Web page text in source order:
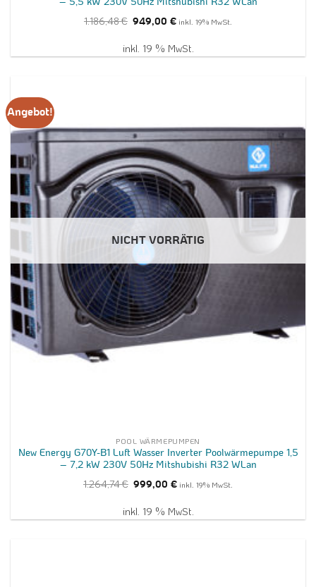
– 5,5 kW 230V 50Hz Mitshubishi R32 WLan
1.186,48€ Ursprünglicher
Preis
1.186,48 €
949,00€Aktueller
949,00 €.
inkl. 19% MwSt.
inkl. 19 % MwSt.
Angebot!
NICHT VORRÄTIG
POOL WÄRMEPUMPEN
New Energy G70Y-B1 Luft Wasser Inverter Poolwärmepumpe 1,5
– 7,2 kW 230V 50Hz Mitshubishi R32 WLan
1.264,74€ Ursprünglicher
Preis
1.264,74 €
999,00€Aktueller
999,00 €.
inkl. 19% MwSt.
inkl. 19 % MwSt.